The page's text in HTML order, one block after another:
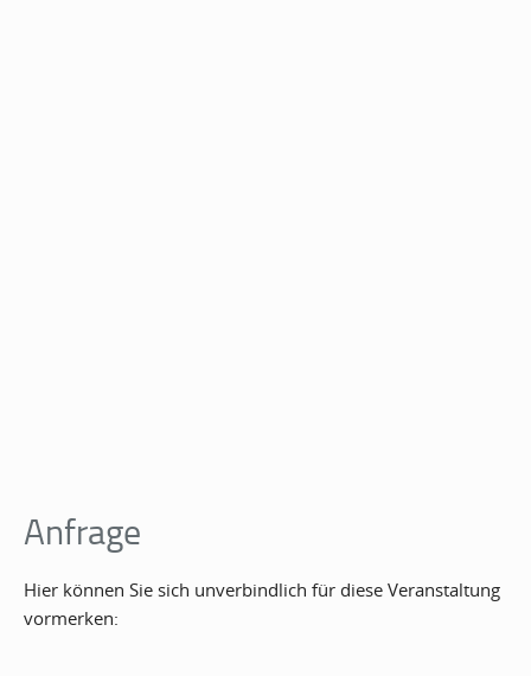
Anfrage
Hier können Sie sich unverbindlich für diese Veranstaltung
vormerken: